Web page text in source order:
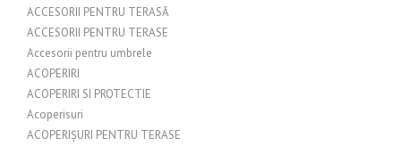
ACCESORII PENTRU TERASĂ
ACCESORII PENTRU TERASE
Accesorii pentru umbrele
ACOPERIRI
ACOPERIRI SI PROTECTIE
Acoperisuri
ACOPERIȘURI PENTRU TERASE